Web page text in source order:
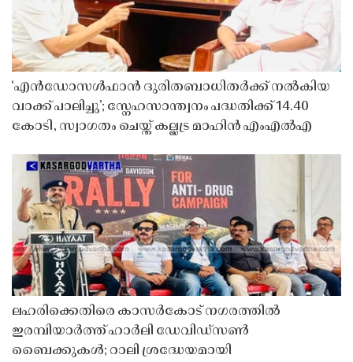
‘എൻഡോസൾഫാൻ ദുരിതബാധിതർക്ക് നൽകിയ
വാക്ക് പാലിച്ചു’; സ്നേഹസാന്ത്വനം പദ്ധതിക്ക് 14.40
കോടി, സ്വാഗതം ചെയ്ത് കല്ലട്ര മാഹിൻ എംഎൽഎ
ലഹരിക്കെതിരെ കാസർകോട് നഗരത്തിൽ
ഇരമ്പിയാർത്ത് ഹാർലി ഡേവിഡ്‌സൺ
ബൈക്കുകൾ; റാലി ശ്രദ്ധേയമായി